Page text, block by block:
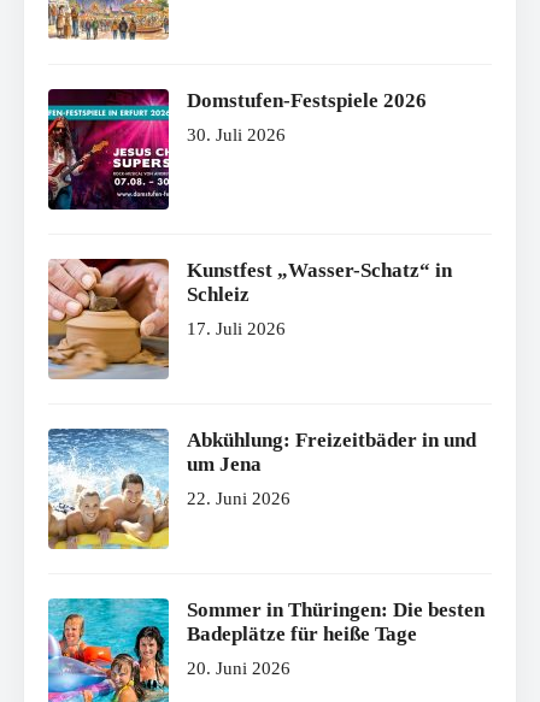
Domstufen-Festspiele 2026
30. Juli 2026
Kunstfest „Wasser-Schatz“ in
Schleiz
17. Juli 2026
Abkühlung: Freizeitbäder in und
um Jena
22. Juni 2026
Sommer in Thüringen: Die besten
Badeplätze für heiße Tage
20. Juni 2026